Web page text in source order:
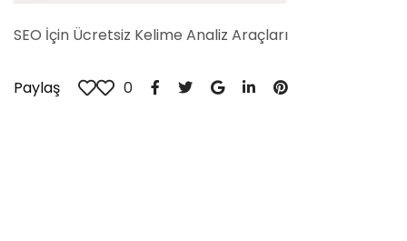
SEO İçin Ücretsiz Kelime Analiz Araçları
Paylaş 0